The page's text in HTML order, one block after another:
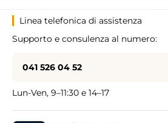
Linea telefonica di assistenza
Supporto e consulenza al numero:
041 526 04 52
Lun-Ven, 9–11:30 e 14–17